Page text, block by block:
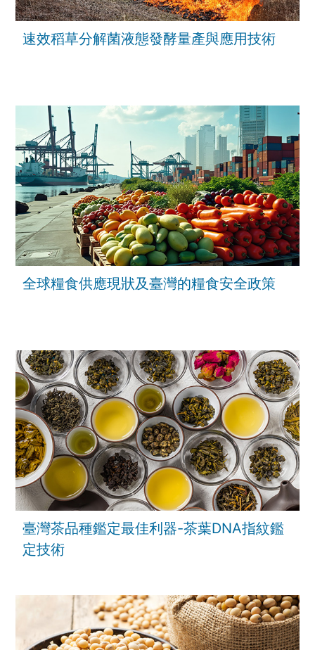
速效稻草分解菌液態發酵量產與應用技術
全球糧食供應現狀及臺灣的糧食安全政策
臺灣茶品種鑑定最佳利器-茶葉DNA指紋鑑
定技術